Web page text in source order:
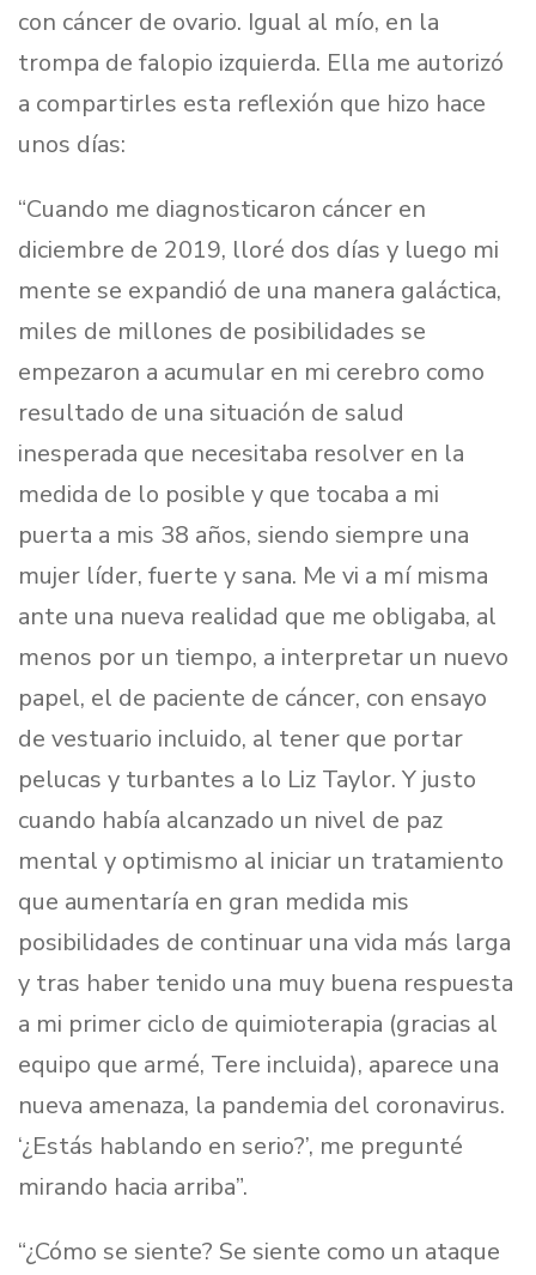
con cáncer de ovario. Igual al mío, en la
trompa de falopio izquierda. Ella me autorizó
a compartirles esta reflexión que hizo hace
unos días:
“Cuando me diagnosticaron cáncer en
diciembre de 2019, lloré dos días y luego mi
mente se expandió de una manera galáctica,
miles de millones de posibilidades se
empezaron a acumular en mi cerebro como
resultado de una situación de salud
inesperada que necesitaba resolver en la
medida de lo posible y que tocaba a mi
puerta a mis 38 años, siendo siempre una
mujer líder, fuerte y sana. Me vi a mí misma
ante una nueva realidad que me obligaba, al
menos por un tiempo, a interpretar un nuevo
papel, el de paciente de cáncer, con ensayo
de vestuario incluido, al tener que portar
pelucas y turbantes a lo Liz Taylor. Y justo
cuando había alcanzado un nivel de paz
mental y optimismo al iniciar un tratamiento
que aumentaría en gran medida mis
posibilidades de continuar una vida más larga
y tras haber tenido una muy buena respuesta
a mi primer ciclo de quimioterapia (gracias al
equipo que armé, Tere incluida), aparece una
nueva amenaza, la pandemia del coronavirus.
‘¿Estás hablando en serio?’, me pregunté
mirando hacia arriba”.
“¿Cómo se siente? Se siente como un ataque